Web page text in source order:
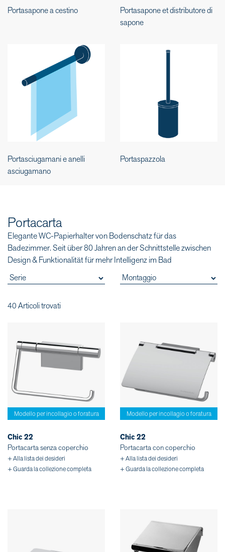
Portasapone a cestino
Portasapone et distributore di
sapone
Portasciugamani e anelli
asciugamano
Portaspazzola
Portacarta
Elegante WC-Papierhalter von Bodenschatz für das
Badezimmer. Seit über 80 Jahren an der Schnittstelle zwischen
Design & Funktionalität für mehr Intelligenz im Bad
40 Articoli trovati
Modello per incollagio o foratura
Chic 22
Portacarta senza coperchio
+ Alla lista dei desideri
+ Guarda la collezione completa
Modello per incollagio o foratura
Chic 22
Portacarta con coperchio
+ Alla lista dei desideri
+ Guarda la collezione completa